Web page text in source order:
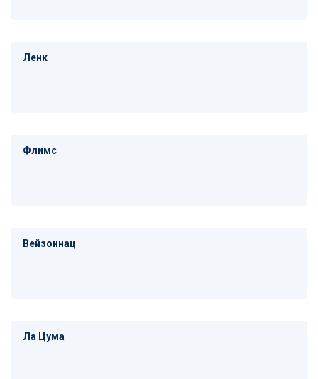
Ленк
Флимс
Вейзоннац
Ла Цума